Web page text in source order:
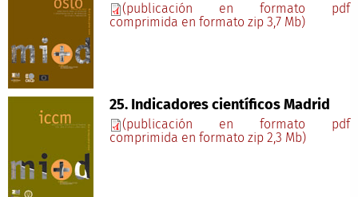
(publicación en formato pdf
comprimida en formato zip 3,7 Mb)
25. Indicadores científicos Madrid
(publicación en formato pdf
comprimida en formato zip 2,3 Mb)